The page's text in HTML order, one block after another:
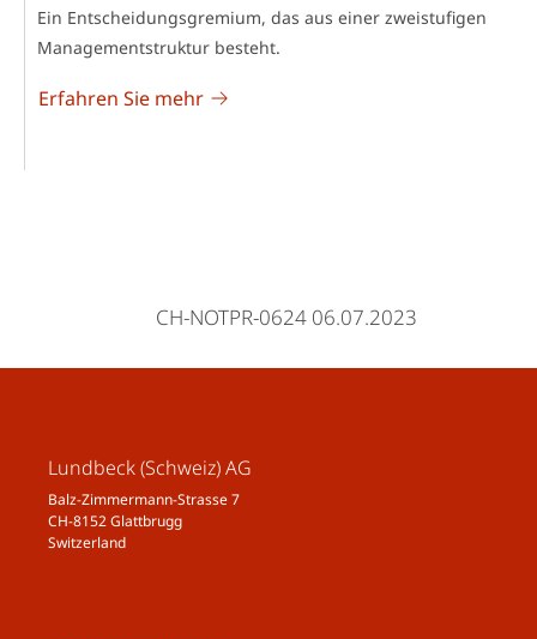
Ein Entscheidungsgremium, das aus einer zweistufigen
Managementstruktur besteht.
Erfahren Sie mehr
CH-NOTPR-0624 06.07.2023
Lundbeck (Schweiz) AG
Balz-Zimmermann-Strasse 7
CH-8152 Glattbrugg
Switzerland